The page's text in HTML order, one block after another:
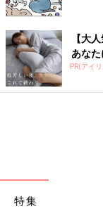
いま家が散らかっ
したら、時間も空
忙しいママたちは
してみるのも賢い方
ずっと悩んでいた
ますよ！」
「妊婦です。産ま
なるよ、というア
【大
あなた
PR(アイ
特集